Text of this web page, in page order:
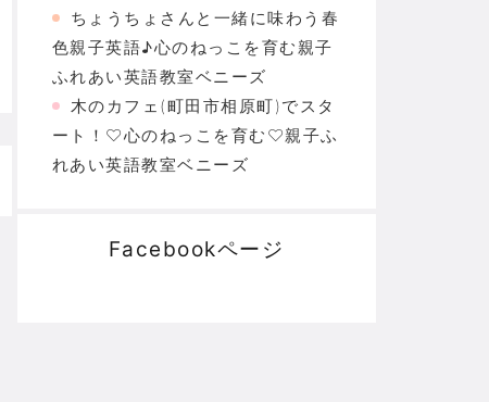
ちょうちょさんと一緒に味わう春
色親子英語♪心のねっこを育む親子
ふれあい英語教室ベニーズ
木のカフェ(町田市相原町)でスタ
ート！♡心のねっこを育む♡親子ふ
れあい英語教室ベニーズ
Facebookページ